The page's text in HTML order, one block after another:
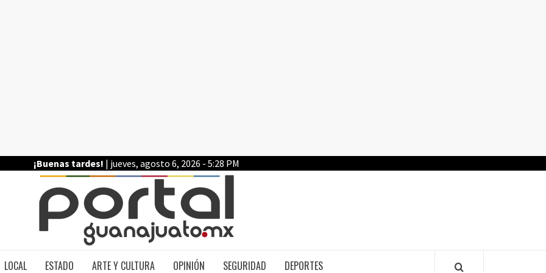
¡Buenas tardes! | jueves, agosto 6, 2026 - 5:28 PM
LOCAL ESTADO ARTE Y CULTURA OPINIÓN SEGURIDAD DEPORTES